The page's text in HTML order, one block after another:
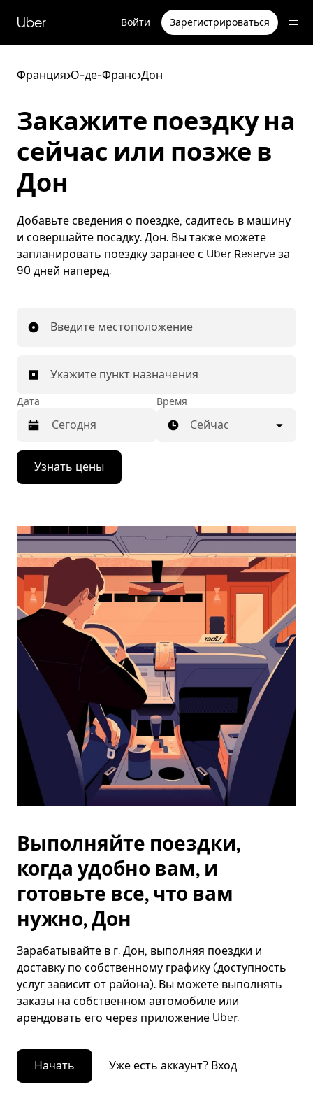
перейти
к
Uber Войти Зарегистрироваться
Франция>О-де-Франс>Дон
Закажите поездку на
сейчас или позже в
Дон
Добавьте сведения о поездке, садитесь в машину
и совершайте посадку. Дон. Вы также можете
запланировать поездку заранее с Uber Reserve за
90 дней наперед.
Введите местоположение
Укажите пункт назначения
Дата
Нажмите
стрелку
вниз,
календарю
выбрать
дату.
Чтобы
закрыть
календарь,
нажмите
Esc.
Время
Сейчас
Узнать цены
Выполняйте поездки,
когда удобно вам, и
готовьте все, что вам
нужно, Дон
Зарабатывайте в г. Дон, выполняя поездки и
доставку по собственному графику (доступность
услуг зависит от района). Вы можете выполнять
заказы на собственном автомобиле или
арендовать его через приложение Uber.
Начать Уже есть аккаунт? Вход